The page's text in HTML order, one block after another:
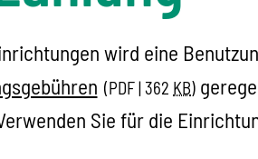
wird eine
(PDF | 362 KB)
Sie für die